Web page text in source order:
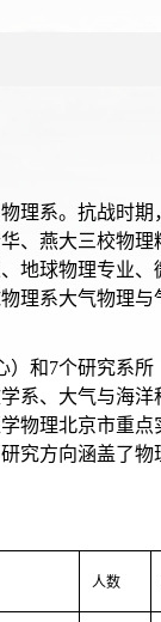
理系。抗战时
、燕大三校物
地球物理专业、
理系大气物理与
和7个研究系
系、大气与海
物理北京市重
究方向涵盖了物
人数